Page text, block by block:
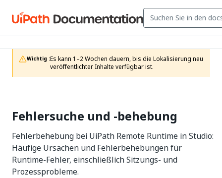
Wichtig :Es kann 1–2 Wochen dauern, bis die Lokalisierung neu
veröffentlichter Inhalte verfügbar ist.
Fehlersuche und ‑behebung
Fehlerbehebung bei UiPath Remote Runtime in Studio:
Häufige Ursachen und Fehlerbehebungen für
Runtime-Fehler, einschließlich Sitzungs- und
Prozessprobleme.